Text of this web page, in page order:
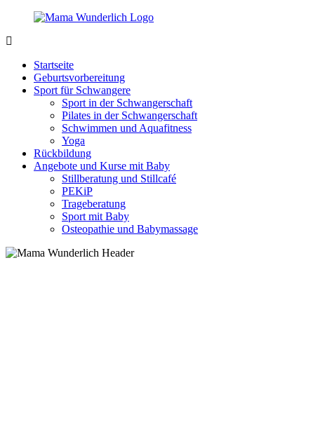
Zurück
Inhalt
sein
wunderbar!
Startseite
Geburtsvorbereitung
Sport für Schwangere
Sport in der Schwangerschaft
Pilates in der Schwangerschaft
Schwimmen und Aquafitness
Yoga
Rückbildung
Angebote und Kurse mit Baby
Stillberatung und Stillcafé
PEKiP
Trageberatung
Sport mit Baby
Osteopathie und Babymassage